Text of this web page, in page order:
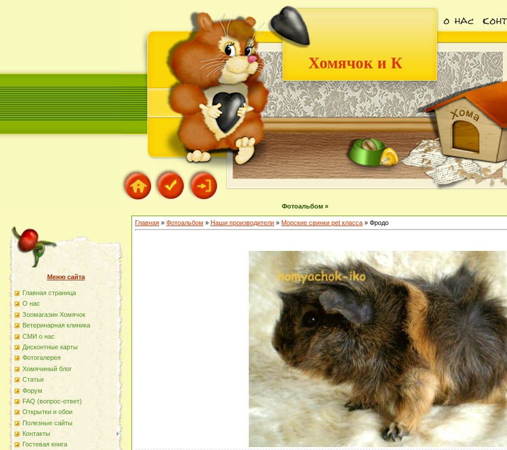
Хомячок и К
Фотоальбом »
Меню сайта
Главная страница
О наc
Зоомагазин Хомячок
Ветеринарная клиника
СМИ о нас
Дисконтные карты
Фотогалерея
Хомячиный блог
Статьи
Форум
FAQ (вопрос-ответ)
Открытки и обои
Полезные сайты
Контакты
Гостевая книга
Главная » Фотоальбом » Наши производители » Морские свинки pet класса » Фродо